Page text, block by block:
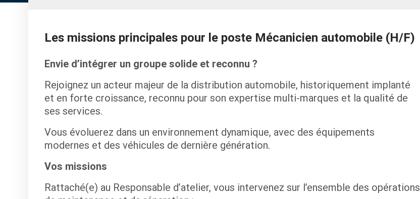
Les missions principales pour le poste Mécanicien automobile (H/F)
Envie d’intégrer un groupe solide et reconnu ?
Rejoignez un acteur majeur de la distribution automobile, historiquement implanté
et en forte croissance, reconnu pour son expertise multi-marques et la qualité de
ses services.
Vous évoluerez dans un environnement dynamique, avec des équipements
modernes et des véhicules de dernière génération.
Vos missions
Rattaché(e) au Responsable d’atelier, vous intervenez sur l’ensemble des opérations